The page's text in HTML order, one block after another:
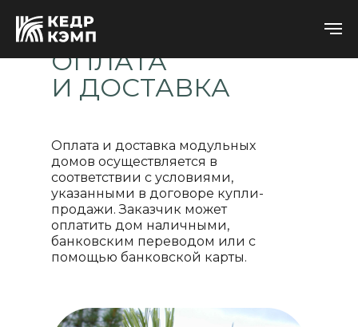
ОПЛАТА
И ДОСТАВКА
Оплата и доставка модульных
домов осуществляется в
соответствии с условиями,
указанными в договоре купли-
продажи. Заказчик может
оплатить дом наличными,
банковским переводом или с
помощью банковской карты.